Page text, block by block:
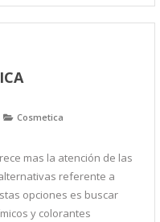
Cosmetica
mas la atención de las
referente a
opciones es buscar
y colorantes